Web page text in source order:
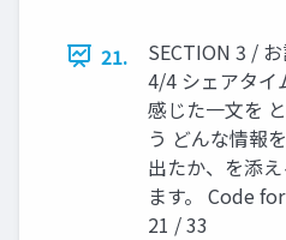
21.
SECTION 3 /
4/4 シェアタイ
感じた⼀⽂を
う どんな情報
出たか、を添
ます。 Code
21 / 33